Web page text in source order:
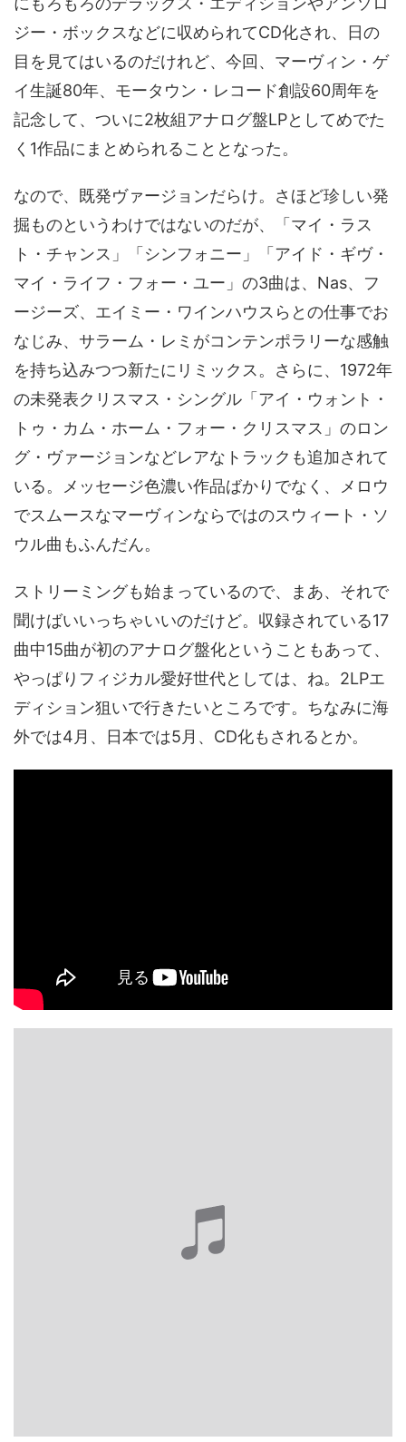
ジー・ボックスなどに収められてCD化され、日の
目を見てはいるのだけれど、今回、マーヴィン・ゲ
イ生誕80年、モータウン・レコード創設60周年を
記念して、ついに2枚組アナログ盤LPとしてめでた
く1作品にまとめられることとなった。
なので、既発ヴァージョンだらけ。さほど珍しい発
掘ものというわけではないのだが、「マイ・ラス
ト・チャンス」「シンフォニー」「アイド・ギヴ・
マイ・ライフ・フォー・ユー」の3曲は、Nas、フ
ージーズ、エイミー・ワインハウスらとの仕事でお
なじみ、サラーム・レミがコンテンポラリーな感触
を持ち込みつつ新たにリミックス。さらに、1972年
の未発表クリスマス・シングル「アイ・ウォント・
トゥ・カム・ホーム・フォー・クリスマス」のロン
グ・ヴァージョンなどレアなトラックも追加されて
いる。メッセージ色濃い作品ばかりでなく、メロウ
でスムースなマーヴィンならではのスウィート・ソ
ウル曲もふんだん。
ストリーミングも始まっているので、まあ、それで
聞けばいいっちゃいいのだけど。収録されている17
曲中15曲が初のアナログ盤化ということもあって、
やっぱりフィジカル愛好世代としては、ね。2LPエ
ディション狙いで行きたいところです。ちなみに海
外では4月、日本では5月、CD化もされるとか。